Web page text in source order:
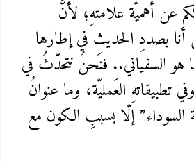
عن أهميّة علامتهِ؛ لأنَّ
أنا بصددِ الحديث في إطارها
هو السفياني.. فنَحنُ نتحدّثُ في
تطبيقاتهِ العَمليّة، وما عنوانُ
السوداء” إلّا بسببِ الكون مع